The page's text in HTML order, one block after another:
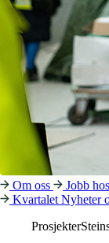
Om oss Jobb
Kvartalet Nyheter
Prosjekter